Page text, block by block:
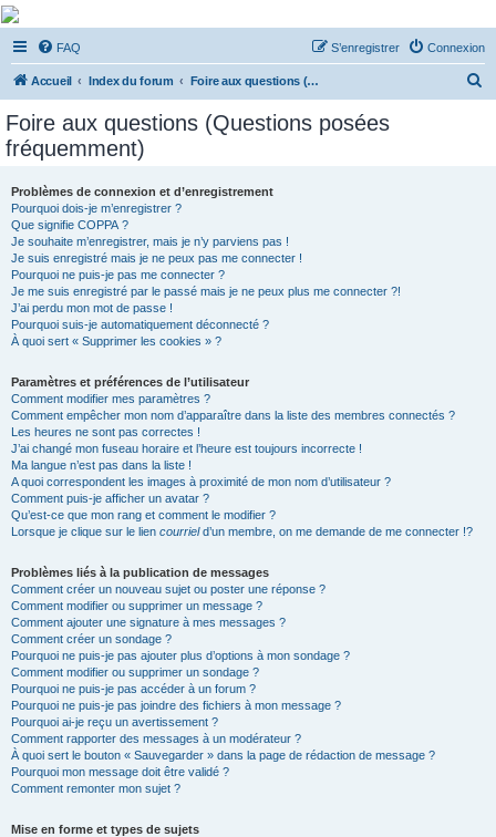
De Musicae Militari -
Forums
Forums de discussions
FAQ Connexion
S’enregistrer
Accueil Index du forum Foire aux questions (Questions posées fréquemment)
Foire aux questions (Questions posées
fréquemment)
Problèmes de connexion et d’enregistrement
Pourquoi dois-je m’enregistrer ?
Que signifie COPPA ?
Je souhaite m’enregistrer, mais je n’y parviens pas !
Je suis enregistré mais je ne peux pas me connecter !
Pourquoi ne puis-je pas me connecter ?
Je me suis enregistré par le passé mais je ne peux plus me connecter ?!
J’ai perdu mon mot de passe !
Pourquoi suis-je automatiquement déconnecté ?
À quoi sert « Supprimer les cookies » ?
Paramètres et préférences de l’utilisateur
Comment modifier mes paramètres ?
Comment empêcher mon nom d’apparaître dans la liste des membres connectés ?
Les heures ne sont pas correctes !
J’ai changé mon fuseau horaire et l’heure est toujours incorrecte !
Ma langue n’est pas dans la liste !
A quoi correspondent les images à proximité de mon nom d’utilisateur ?
Comment puis-je afficher un avatar ?
Qu’est-ce que mon rang et comment le modifier ?
Lorsque je clique sur le lien courrield’un membre, on me demande de me connecter !?
Problèmes liés à la publication de messages
Comment créer un nouveau sujet ou poster une réponse ?
Comment modifier ou supprimer un message ?
Comment ajouter une signature à mes messages ?
Comment créer un sondage ?
Pourquoi ne puis-je pas ajouter plus d’options à mon sondage ?
Comment modifier ou supprimer un sondage ?
Pourquoi ne puis-je pas accéder à un forum ?
Pourquoi ne puis-je pas joindre des fichiers à mon message ?
Pourquoi ai-je reçu un avertissement ?
Comment rapporter des messages à un modérateur ?
À quoi sert le bouton « Sauvegarder » dans la page de rédaction de message ?
Pourquoi mon message doit être validé ?
Comment remonter mon sujet ?
Mise en forme et types de sujets